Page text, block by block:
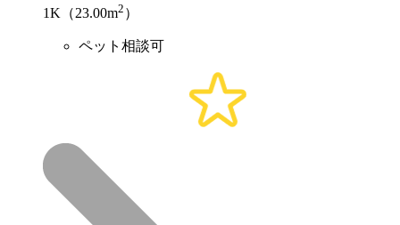
1K（23.00m2 ）
ペット相談可